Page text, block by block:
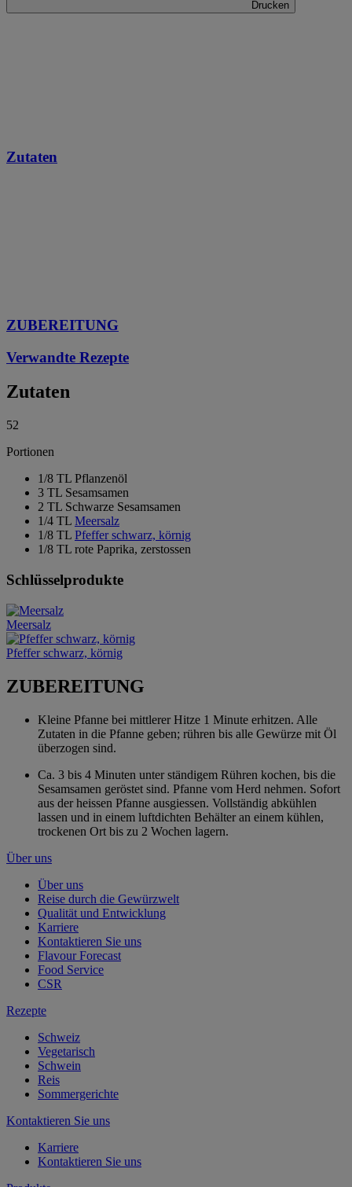
Drucken
Zutaten
ZUBEREITUNG
Verwandte Rezepte
Zutaten
52
Portionen
1/8 TL Pflanzenöl
3 TL Sesamsamen
2 TL Schwarze Sesamsamen
1/4 TL Meersalz
1/8 TL Pfeffer schwarz, körnig
1/8 TL rote Paprika, zerstossen
Schlüsselprodukte
Meersalz
Pfeffer schwarz, körnig
ZUBEREITUNG
Kleine Pfanne bei mittlerer Hitze 1 Minute erhitzen. Alle
Zutaten in die Pfanne geben; rühren bis alle Gewürze mit Öl
überzogen sind.
Ca. 3 bis 4 Minuten unter ständigem Rühren kochen, bis die
Sesamsamen geröstet sind. Pfanne vom Herd nehmen. Sofort
aus der heissen Pfanne ausgiessen. Vollständig abkühlen
lassen und in einem luftdichten Behälter an einem kühlen,
trockenen Ort bis zu 2 Wochen lagern.
Über uns
Über uns
Reise durch die Gewürzwelt
Qualität und Entwicklung
Karriere
Kontaktieren Sie uns
Flavour Forecast
Food Service
CSR
Rezepte
Schweiz
Vegetarisch
Schwein
Reis
Sommergerichte
Kontaktieren Sie uns
Karriere
Kontaktieren Sie uns